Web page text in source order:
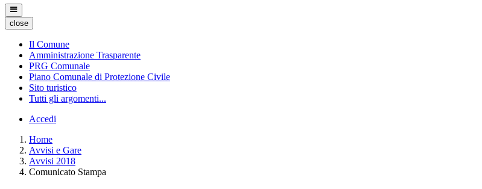
close
Il Comune
Amministrazione Trasparente
PRG Comunale
Piano Comunale di Protezione Civile
Sito turistico
Tutti gli argomenti...
Accedi
Home
Avvisi e Gare
Avvisi 2018
Comunicato Stampa